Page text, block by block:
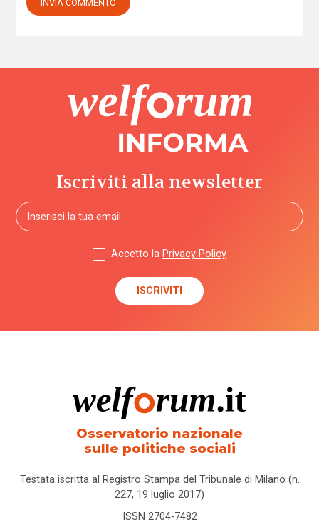
Iscriviti alla newsletter
Accetto la Privacy Policy
Osservatorio nazionale
sulle politiche sociali
Testata iscritta al Registro Stampa del Tribunale di Milano (n.
227, 19 luglio 2017)
ISSN 2704-7482